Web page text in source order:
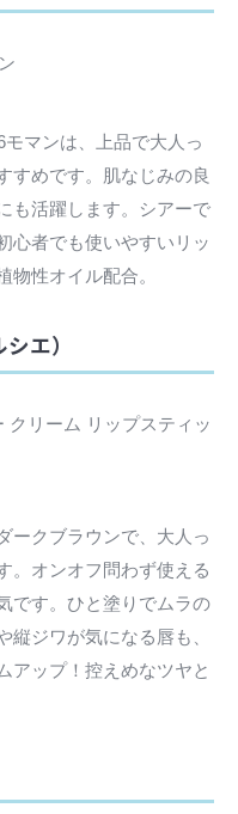
モマンは、上品で大人っ
すめです。肌なじみの良
も活躍します。シアーで
心者でも使いやすいリッ
物性オイル配合。
エ）
クリーム リップスティッ
ークブラウンで、大人っ
。オンオフ問わず使える
です。ひと塗りでムラの
ジワが気になる唇も、
アップ！控えめなツヤと